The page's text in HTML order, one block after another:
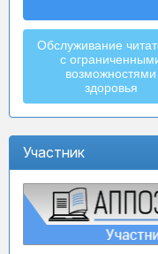
Обслуживание
с
возможностями
здоровья
Участник